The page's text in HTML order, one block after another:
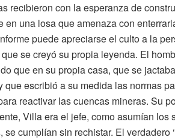
recibieron con la esperanza de
en una losa que amenaza con
puede apreciarse el culto a la
se creyó su propia leyenda. El
que en su propia casa, que se
que escribió a su medida las normas
reactivar las cuencas mineras. Su
Villa era el jefe, como asumían los
se cumplían sin rechistar. El verdadero